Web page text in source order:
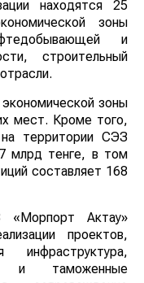
находятся 25
зоны
и
строительный
зоны
мест. Кроме того,
территории СЭЗ
млрд тенге, в том
составляет 168
Актау»
проектов,
и таможенные